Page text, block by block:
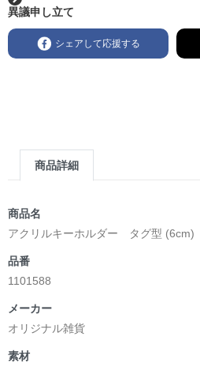
異議申し立て
シェアして応援する
商品詳細
商品名
アクリルキーホルダー タグ型 (6cm)
品番
1101588
メーカー
オリジナル雑貨
素材